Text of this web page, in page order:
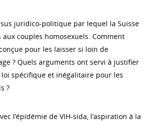
juridico-politique par lequel la Suisse
couples homosexuels. Comment
pour les laisser si loin de
? Quels arguments ont servi à justifier
loi spécifique et inégalitaire pour les
?
l’épidémie de VIH-sida, l’aspiration à la